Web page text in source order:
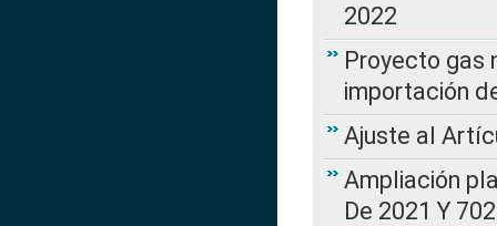
2022
Proyecto gas
importación
Ajuste al
Ampliación
De 2021 Y